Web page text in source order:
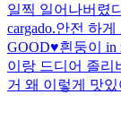
일찍 일어나버렸
cargado.안전 하게
GOOD♥️흰둥이 in
이랑 드디어 졸리
거 왜 이렇게 맛